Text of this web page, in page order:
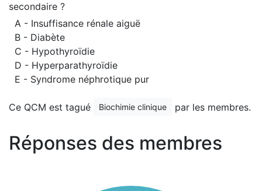
secondaire ?
A - Insuffisance rénale aiguë
B - Diabète
C - Hypothyroïdie
D - Hyperparathyroïdie
E - Syndrome néphrotique pur
Ce QCM est tagué Biochimie clinique par les membres.
Réponses des membres